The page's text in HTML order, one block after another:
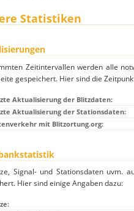
Statistiken
Zeitintervallen werden alle
gespeichert. Hier sind die
Aktualisierung der Blitzdaten:
Aktualisierung der Stationsdaten:
mit Blitzortung.org:
Signal- und Stationsdaten uvm.
Hier sind einige Angaben dazu: